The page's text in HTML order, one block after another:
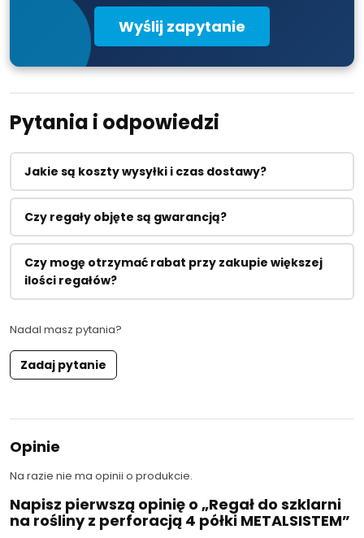
Wyślij zapytanie
Pytania i odpowiedzi
Jakie są koszty wysyłki i czas dostawy?
Czy regały objęte są gwarancją?
Czy mogę otrzymać rabat przy zakupie większej
ilości regałów?
Nadal masz pytania?
Zadaj pytanie
Opinie
Na razie nie ma opinii o produkcie.
Napisz pierwszą opinię o „Regał do szklarni
na rośliny z perforacją 4 półki METALSISTEM”